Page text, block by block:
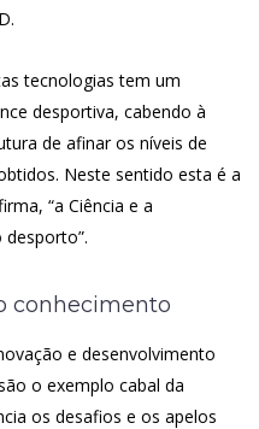
tecnologias tem um
desportiva, cabendo à
de afinar os níveis de
Neste sentido esta é a
“a Ciência e a
conhecimento
e desenvolvimento
o exemplo cabal da
os desafios e os apelos